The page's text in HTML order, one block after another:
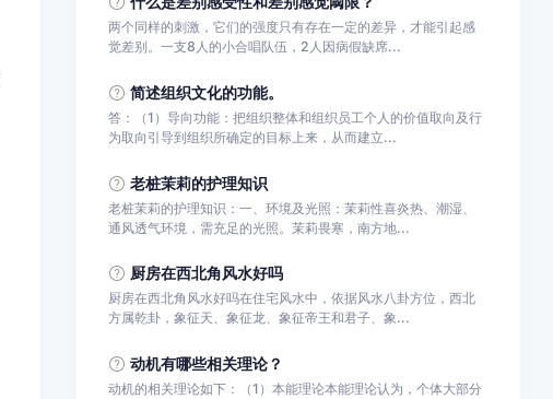
两个同样的刺激，它们的强度只有存在一定的差异，才能引起感
觉差别。一支8人的小合唱队伍，2人因病假缺席...
简述组织文化的功能。
答：（1）导向功能：把组织整体和组织员工个人的价值取向及行
为取向引导到组织所确定的目标上来，从而建立...
老桩茉莉的护理知识
老桩茉莉的护理知识：一、环境及光照：茉莉性喜炎热、潮湿、
通风透气环境，需充足的光照。茉莉畏寒，南方地...
厨房在西北角风水好吗
厨房在西北角风水好吗在住宅风水中，依据风水八卦方位，西北
方属乾卦，象征天、象征龙、象征帝王和君子、象...
动机有哪些相关理论？
动机的相关理论如下：（1）本能理论本能理论认为，个体大部分